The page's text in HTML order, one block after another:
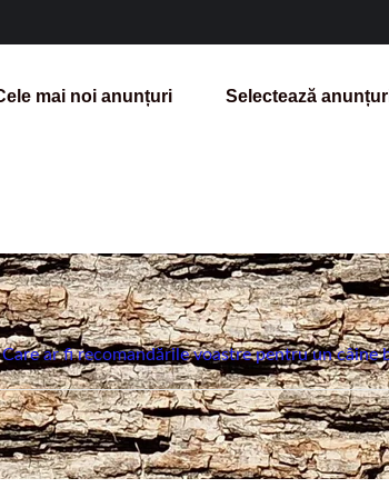
mai noi anunțuri Selectează
Care ar fi recomandările voastre pentru un câine